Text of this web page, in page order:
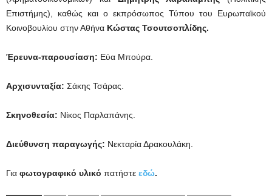
Επιστήμης), καθώς και ο εκπρόσωπος Τύπου του Ευρωπαϊκού
Κοινοβουλίου στην Αθήνα Κώστας Τσουτσοπλίδης.
Έρευνα-παρουσίαση: Εύα Μπούρα.
Αρχισυνταξία: Σάκης Τσάρας.
Σκηνοθεσία: Νίκος Παρλαπάνης.
Διεύθυνση παραγωγής: Νεκταρία Δρακουλάκη.
Για φωτογραφικό υλικό πατήστε εδώ.